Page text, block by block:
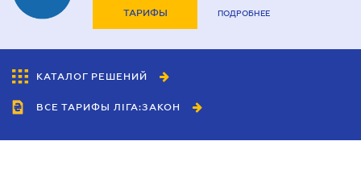
ТАРИФЫ ПОДРОБНЕЕ
КАТАЛОГ РЕШЕНИЙ
ВСЕ ТАРИФЫ ЛІГА:ЗАКОН